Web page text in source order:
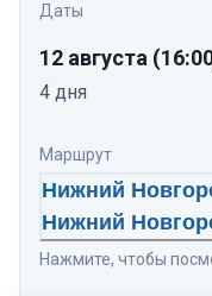
Даты
12 августа
4 дня
Маршрут
Нижний
Нижний
Нажмите, чтобы